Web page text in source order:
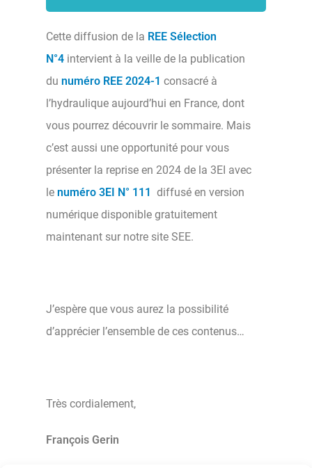
Cette diffusion de la REE Sélection
N°4 intervient à la veille de la publication
du numéro REE 2024-1 consacré à
l’hydraulique aujourd’hui en France, dont
vous pourrez découvrir le sommaire. Mais
c’est aussi une opportunité pour vous
présenter la reprise en 2024 de la 3EI avec
le numéro 3EI N° 111 diffusé en version
numérique disponible gratuitement
maintenant sur notre site SEE.
J’espère que vous aurez la possibilité
d’apprécier l’ensemble de ces contenus…
Très cordialement,
François Gerin